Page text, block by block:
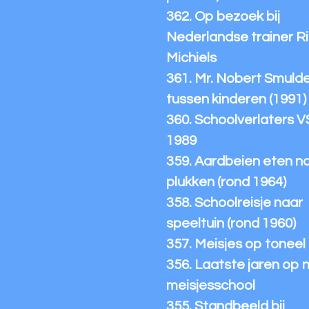
362. Op bezoek bij
Nederlandse trainer
Michiels
361. Mr. Nobert
tussen kinderen (1991)
360. Schoolverlaters
1989
359. Aardbeien eten
plukken (rond 1964)
358. Schoolreisje naar
speeltuin (rond 1960)
357. Meisjes op toneel
356. Laatste jaren op
meisjesschool
355. Standbeeld bij